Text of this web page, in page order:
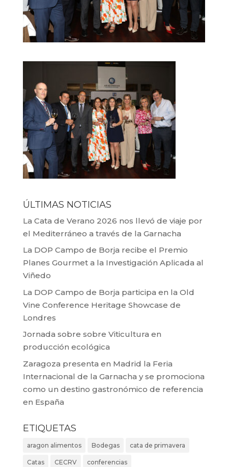
ÚLTIMAS NOTICIAS
La Cata de Verano 2026 nos llevó de viaje por
el Mediterráneo a través de la Garnacha
La DOP Campo de Borja recibe el Premio
Planes Gourmet a la Investigación Aplicada al
Viñedo
La DOP Campo de Borja participa en la Old
Vine Conference Heritage Showcase de
Londres
Jornada sobre sobre Viticultura en
producción ecológica
Zaragoza presenta en Madrid la Feria
Internacional de la Garnacha y se promociona
como un destino gastronómico de referencia
en España
ETIQUETAS
aragon alimentos Bodegas cata de primavera
Catas CECRV conferencias